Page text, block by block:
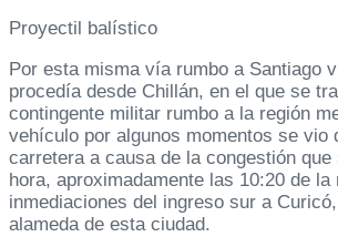
Proyectil balístico
Por esta misma vía rumbo a Santiago
procedía desde Chillán, en el que se
contingente militar rumbo a la región
vehículo por algunos momentos se vio
carretera a causa de la congestión
hora, aproximadamente las 10:20 de la
inmediaciones del ingreso sur a
alameda de esta ciudad.